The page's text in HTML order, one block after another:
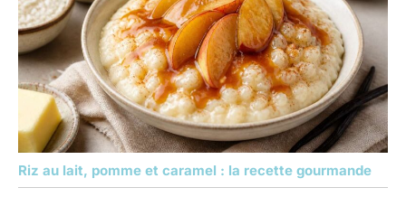
Riz au lait, pomme et caramel : la recette gourmande